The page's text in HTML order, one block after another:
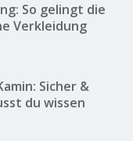
So gelingt die
Verkleidung
Sicher &
du wissen